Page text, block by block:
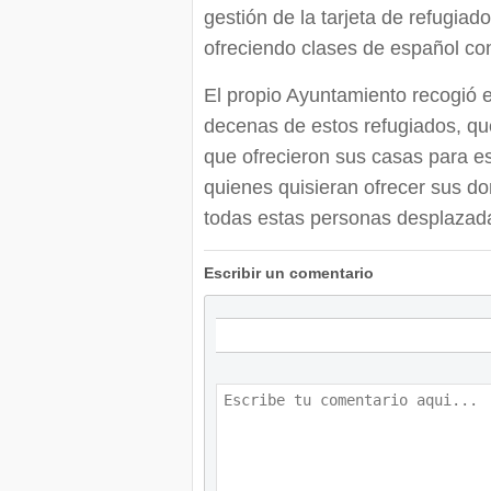
gestión de la tarjeta de
ofreciendo clases de español
El propio Ayuntamiento recogió
decenas de estos refugiados,
que ofrecieron sus casas para
quienes quisieran ofrecer sus
todas estas personas
Escribir un comentario